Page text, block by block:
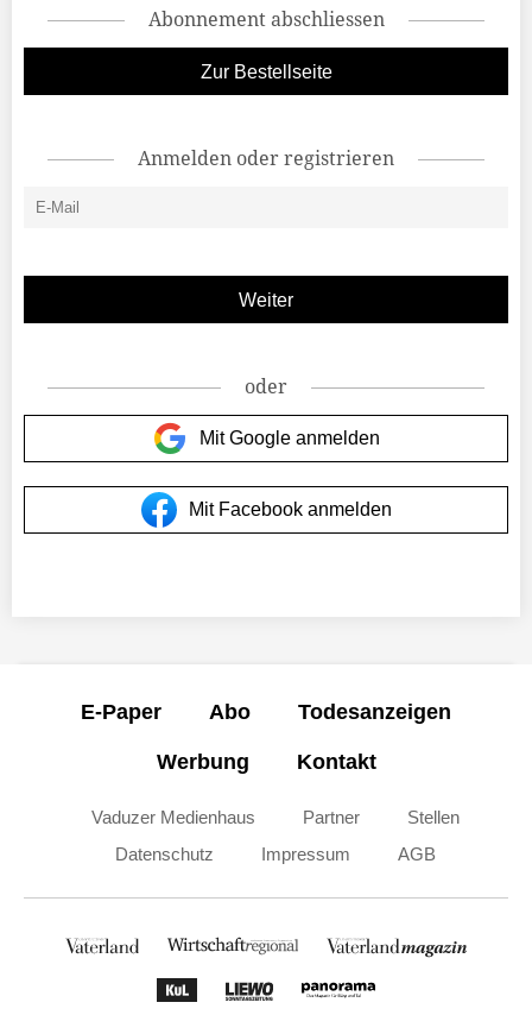
Abonnement abschliessen
Zur Bestellseite
Anmelden oder registrieren
oder
Mit Google anmelden
Mit Facebook anmelden
E-Paper Abo Todesanzeigen
Werbung Kontakt
Vaduzer Medienhaus Partner
Stellen
Datenschutz
Impressum AGB